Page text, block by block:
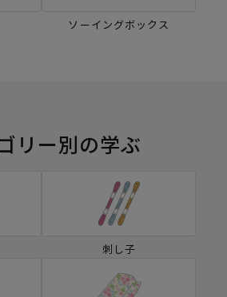
ソーイングボックス
リー別の学ぶ
刺し子